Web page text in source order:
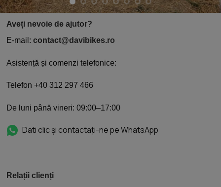
Aveți nevoie de ajutor?
E-mail: contact@davibikes.ro
Asistență și comenzi telefonice:
Telefon +40 312 297 466
De luni până vineri: 09:00–17:00
Dati clic și contactați-ne pe WhatsApp
Relații clienți